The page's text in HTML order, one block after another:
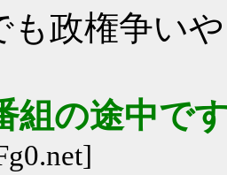
も政権争い
組の途中で